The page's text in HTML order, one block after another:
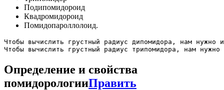
Подипомидороид
Квадромидороид
Помидопароллолоид.
Чтобы вычислить грустный радиус дипомидора, нам
Определение и свойства
помидорологииПравить